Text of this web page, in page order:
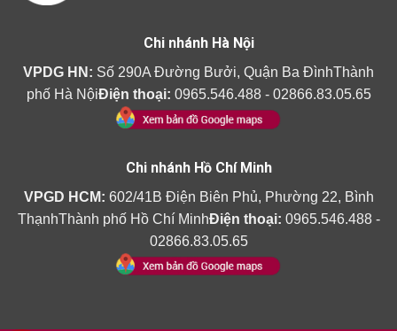
Chi nhánh Hà Nội
VPDG HN: Số 290A Đường Bưởi, Quận Ba ĐìnhThành
phố Hà NộiĐiện thoại: 0965.546.488 - 02866.83.05.65
Chi nhánh Hồ Chí Minh
VPGD HCM: 602/41B Điện Biên Phủ, Phường 22, Bình
ThạnhThành phố Hồ Chí MinhĐiện thoại: 0965.546.488 -
02866.83.05.65